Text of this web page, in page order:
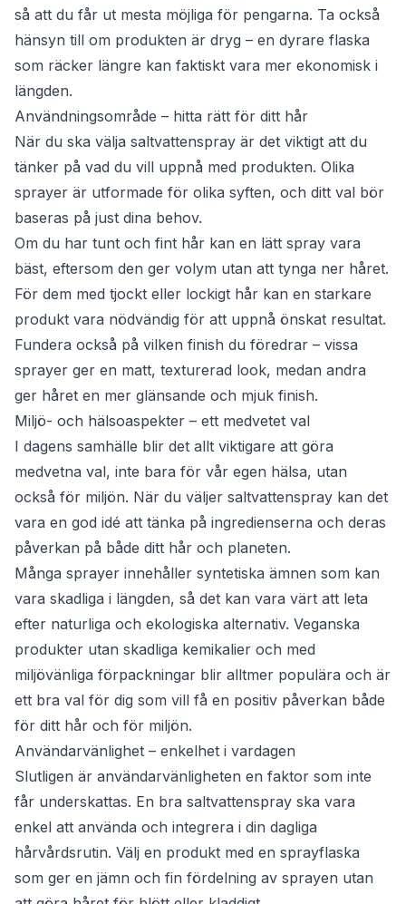
så att du får ut mesta möjliga för pengarna. Ta också
hänsyn till om produkten är dryg – en dyrare flaska
som räcker längre kan faktiskt vara mer ekonomisk i
längden.
Användningsområde – hitta rätt för ditt hår
När du ska välja saltvattenspray är det viktigt att du
tänker på vad du vill uppnå med produkten. Olika
sprayer är utformade för olika syften, och ditt val bör
baseras på just dina behov.
Om du har tunt och fint hår kan en lätt spray vara
bäst, eftersom den ger volym utan att tynga ner håret.
För dem med tjockt eller lockigt hår kan en starkare
produkt vara nödvändig för att uppnå önskat resultat.
Fundera också på vilken finish du föredrar – vissa
sprayer ger en matt, texturerad look, medan andra
ger håret en mer glänsande och mjuk finish.
Miljö- och hälsoaspekter – ett medvetet val
I dagens samhälle blir det allt viktigare att göra
medvetna val, inte bara för vår egen hälsa, utan
också för miljön. När du väljer saltvattenspray kan det
vara en god idé att tänka på ingredienserna och deras
påverkan på både ditt hår och planeten.
Många sprayer innehåller syntetiska ämnen som kan
vara skadliga i längden, så det kan vara värt att leta
efter naturliga och ekologiska alternativ. Veganska
produkter utan skadliga kemikalier och med
miljövänliga förpackningar blir alltmer populära och är
ett bra val för dig som vill få en positiv påverkan både
för ditt hår och för miljön.
Användarvänlighet – enkelhet i vardagen
Slutligen är användarvänligheten en faktor som inte
får underskattas. En bra saltvattenspray ska vara
enkel att använda och integrera i din dagliga
hårvårdsrutin. Välj en produkt med en sprayflaska
som ger en jämn och fin fördelning av sprayen utan